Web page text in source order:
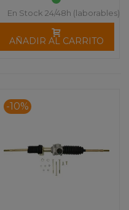
En Stock 24/48h (laborables)
AÑADIR AL CARRITO
-10%